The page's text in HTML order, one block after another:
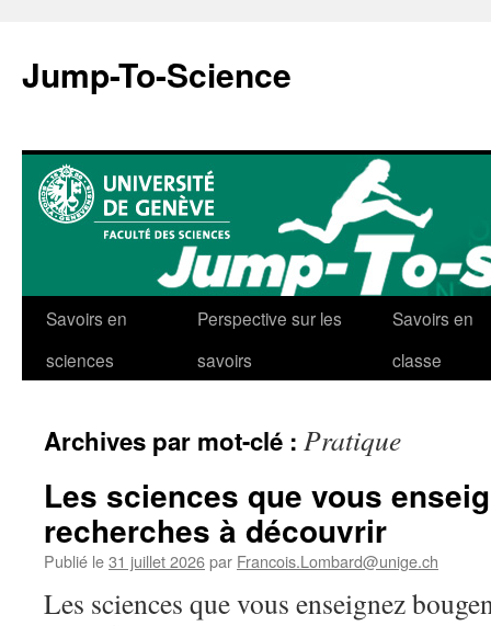
contenu
Jump-To-Science
Savoirs en
sciences
Perspective sur les
savoirs
Savoirs en
classe
Archives par mot-clé : Pratique
Les sciences que vous
recherches à découvrir
Publié le31 juillet 2026par Francois.Lombard@unige.ch
Les sciences que vous enseignez